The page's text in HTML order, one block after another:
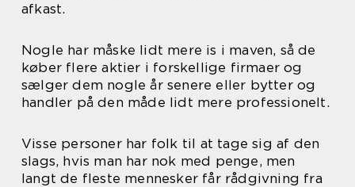
afkast.
Nogle har måske lidt mere is i maven, så de
køber flere aktier i forskellige firmaer og
sælger dem nogle år senere eller bytter og
handler på den måde lidt mere professionelt.
Visse personer har folk til at tage sig af den
slags, hvis man har nok med penge, men
langt de fleste mennesker får rådgivning fra